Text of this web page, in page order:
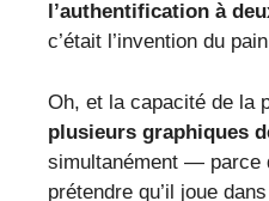
l’authentification à
c’était l’invention du
Oh, et la capacité de la
plusieurs graphiques
simultanément — parce
prétendre qu’il joue